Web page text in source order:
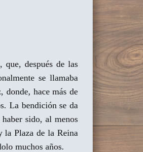
después de las
se llamaba
donde, hace más de
La bendición se da
sido, al menos
la Plaza de la Reina
muchos años.